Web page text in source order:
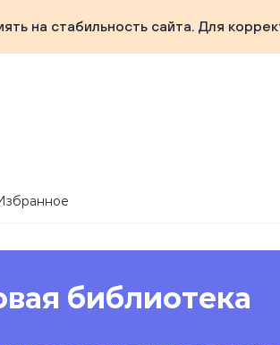
на стабильность сайта. Для
библиотека